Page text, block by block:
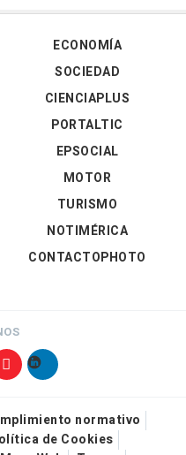
ECONOMÍA
SOCIEDAD
CIENCIAPLUS
PORTALTIC
EPSOCIAL
MOTOR
TURISMO
NOTIMÉRICA
CONTACTOPHOTO
normativo
de Cookies